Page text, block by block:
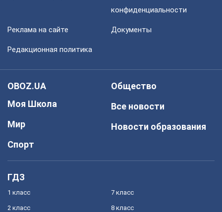
конфиденциальности
Реклама на сайте Документы
Редакционная политика
OBOZ.UA
Моя Школа
Мир
Спорт
Общество
Все новости
Новости образования
ГДЗ
1 класс
2 класс
7 класс
8 класс